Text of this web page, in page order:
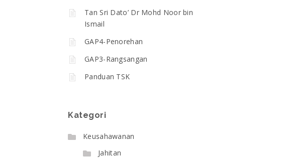
Tan Sri Dato’ Dr Mohd Noor bin
Ismail
GAP4-Penorehan
GAP3-Rangsangan
Panduan TSK
Kategori
Keusahawanan
Jahitan